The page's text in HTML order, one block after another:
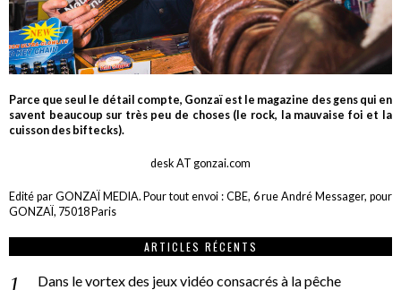
Parce que seul le détail compte, Gonzaï est le magazine des gens qui en
savent beaucoup sur très peu de choses (le rock, la mauvaise foi et la
cuisson des biftecks).
desk AT gonzai.com
Edité par GONZAÏ MEDIA. Pour tout envoi : CBE, 6 rue André Messager, pour
GONZAÏ, 75018 Paris
ARTICLES RÉCENTS
Dans le vortex des jeux vidéo consacrés à la pêche